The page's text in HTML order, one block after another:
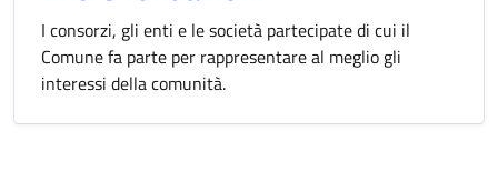
I consorzi, gli enti e le società partecipate di cui il
Comune fa parte per rappresentare al meglio gli
interessi della comunità.